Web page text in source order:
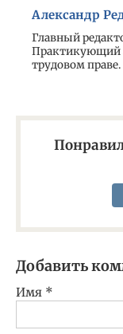
Александр
Главный
Практикующий
трудовом праве.
Добавить
Имя *